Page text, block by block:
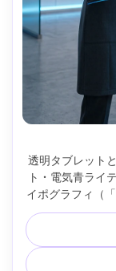
透明タブレット
ト・電気青ライ
イポグラフィ（
レンズ、超リア